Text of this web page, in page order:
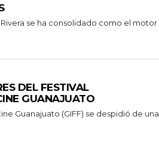
se ha consolidado como el motor
DEL FESTIVAL
GUANAJUATO
Guanajuato (GIFF) se despidió de una